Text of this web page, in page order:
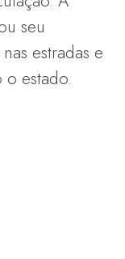
seu
estradas e
estado.